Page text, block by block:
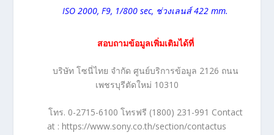
ISO 2000, F9, 1/800 sec, ช่วงเลนส์ 422 mm.
สอบถามข้อมูลเพิ่มเติมได้ที่
บริษัท โซนี่ไทย จำกัด ศูนย์บริการข้อมูล 2126 ถนน
เพชรบุรีตัดใหม่ 10310
โทร. 0-2715-6100 โทรฟรี (1800) 231-991 Contact
at : https://www.sony.co.th/section/contactus